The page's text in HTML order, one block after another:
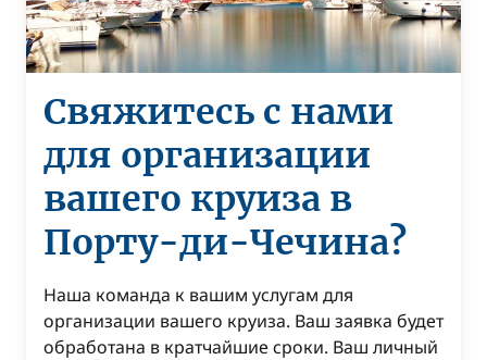
Свяжитесь с нами
для организации
вашего круиза в
Порту-ди-Чечина?
Наша команда к вашим услугам для
организации вашего круиза. Ваш заявка будет
обработана в кратчайшие сроки. Ваш личный